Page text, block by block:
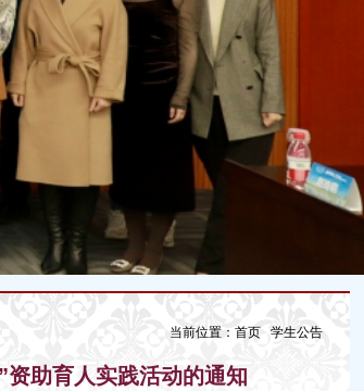
当前位置： 首页 学生公告
助育人实践活动的通知